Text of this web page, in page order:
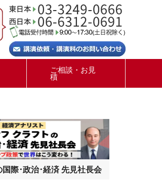
ご相談・お見
積
際･政治･経済 先見社長会